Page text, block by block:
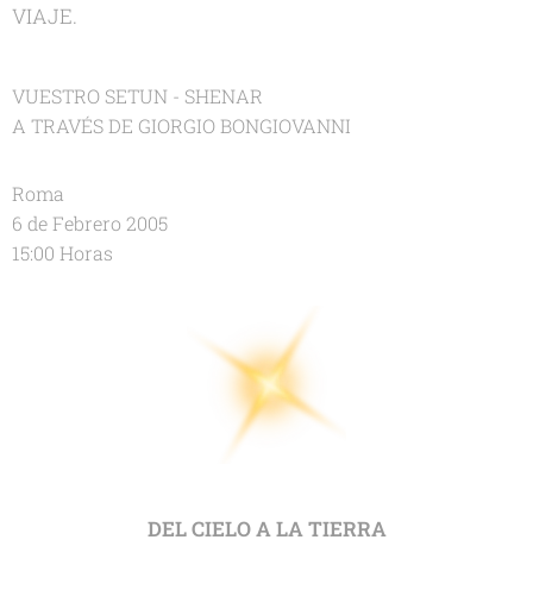
VIAJE.
VUESTRO SETUN - SHENAR
A TRAVÉS DE GIORGIO BONGIOVANNI
Roma
6 de Febrero 2005
15:00 Horas
DEL CIELO A LA TIERRA